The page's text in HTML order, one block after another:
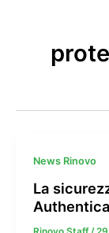
News Rinovo
La